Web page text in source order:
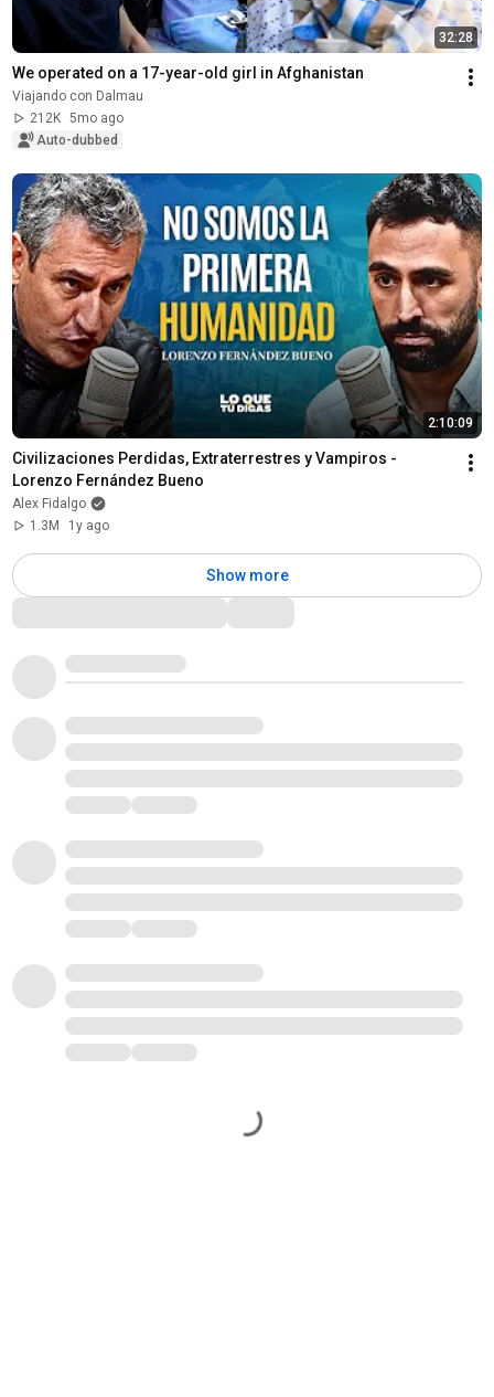
32:28
We operated on a 17-year-old girl in Afghanistan
Viajando con Dalmau
212K 5mo ago
Auto-dubbed
2:10:09
Civilizaciones Perdidas, Extraterrestres y Vampiros -
Lorenzo Fernández Bueno
Alex Fidalgo
1.3M
1y ago
Show more